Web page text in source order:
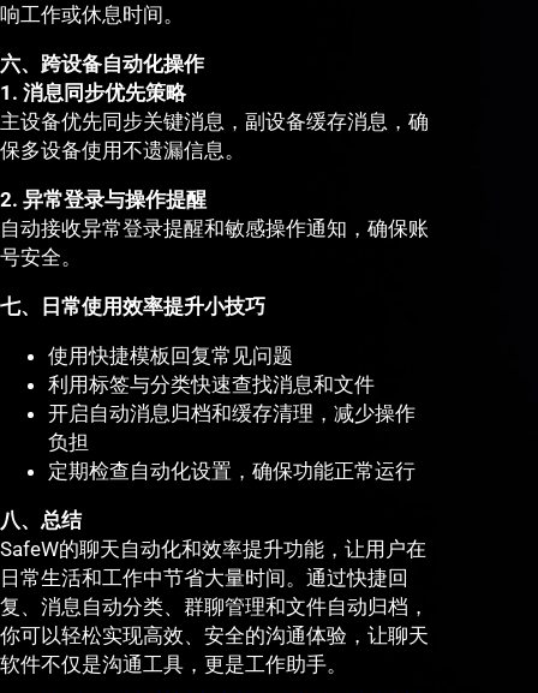
响工作或休息时间。
六、跨设备自动化操作
1. 消息同步优先策略
主设备优先同步关键消息，副设备缓存消息，确
保多设备使用不遗漏信息。
2. 异常登录与操作提醒
自动接收异常登录提醒和敏感操作通知，确保账
号安全。
七、日常使用效率提升小技巧
使用快捷模板回复常见问题
利用标签与分类快速查找消息和文件
开启自动消息归档和缓存清理，减少操作
负担
定期检查自动化设置，确保功能正常运行
八、总结
SafeW的聊天自动化和效率提升功能，让用户在
日常生活和工作中节省大量时间。通过快捷回
复、消息自动分类、群聊管理和文件自动归档，
你可以轻松实现高效、安全的沟通体验，让聊天
软件不仅是沟通工具，更是工作助手。